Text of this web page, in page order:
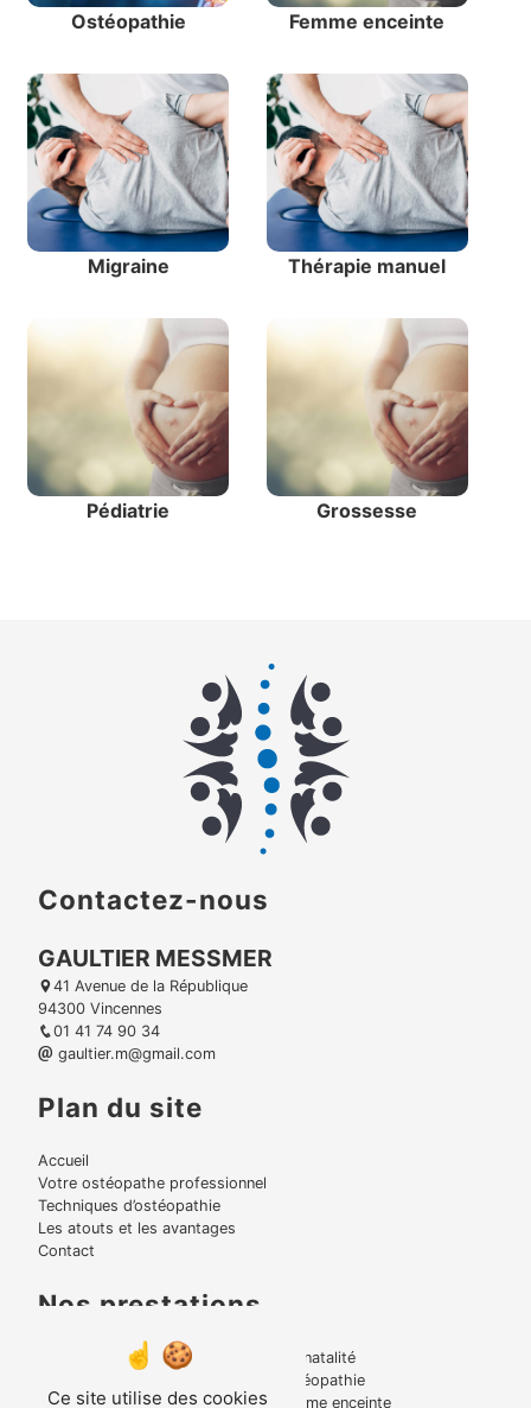
Ostéopathie Femme enceinte
Migraine Thérapie manuel
Pédiatrie Grossesse
Contactez-nous
GAULTIER MESSMER
41 Avenue de la République
94300 Vincennes
01 41 74 90 34
gaultier.m@gmail.com
Plan du site
Accueil
Votre ostéopathe professionnel
Techniques d’ostéopathie
Les atouts et les avantages
Contact
Nos prestations
Torticolis
Périnatalité
Ostéopathie
Femme enceinte
Ce site utilise des cookies